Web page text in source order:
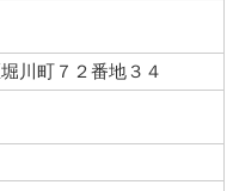
川町７２番地３４